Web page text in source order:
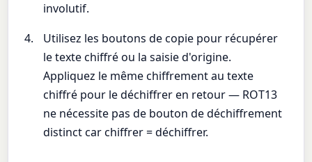
involutif.
Utilisez les boutons de copie pour récupérer
le texte chiffré ou la saisie d'origine.
Appliquez le même chiffrement au texte
chiffré pour le déchiffrer en retour — ROT13
ne nécessite pas de bouton de déchiffrement
distinct car chiffrer = déchiffrer.